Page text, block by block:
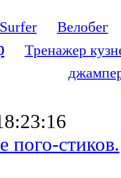
Велобег
Тренажер
пого-стиков.